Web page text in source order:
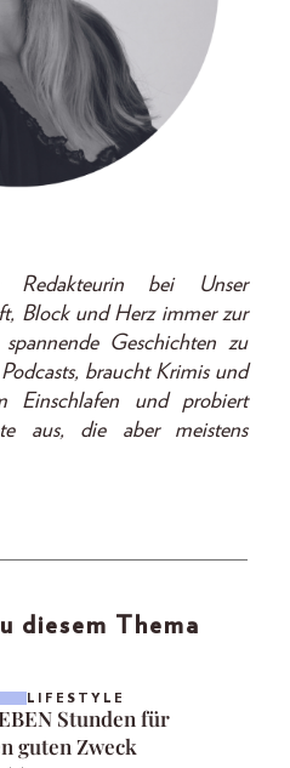
Redakteurin bei Unser
Block und Herz immer zur
Geschichten zu
braucht Krimis und
Einschlafen und probiert
aus, die aber meistens
diesem Thema
LIFESTYLE
Stunden für
guten Zweck